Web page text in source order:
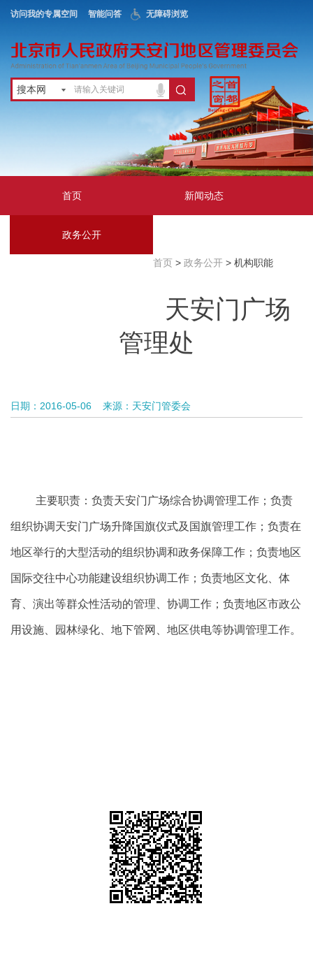
访问我的专属空间 智能问答 无障碍浏览
搜本网
首页 新闻动态
政务公开
首页> 政务公开> 机构职能
天安门广场
管理处
日期：2016-05-06 来源：天安门管委会
主要职责：负责天安门广场综合协调管理工作；负责
组织协调天安门广场升降国旗仪式及国旗管理工作；负责在
地区举行的大型活动的组织协调和政务保障工作；负责地区
国际交往中心功能建设组织协调工作；负责地区文化、体
育、演出等群众性活动的管理、协调工作；负责地区市政公
用设施、园林绿化、地下管网、地区供电等协调管理工作。